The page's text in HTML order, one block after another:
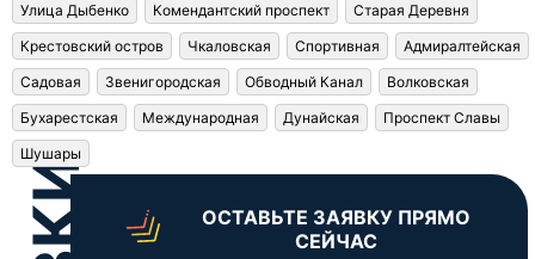
Улица Дыбенко
Комендантский проспект
Старая Деревня
Крестовский остров
Чкаловская Спортивная
Адмиралтейская
Садовая
Звенигородская Обводный Канал
Волковская
Бухарестская
Международная Дунайская
Проспект Славы
Шушары
ОСТАВЬТЕ ЗАЯВКУ ПРЯМО
СЕЙЧАС